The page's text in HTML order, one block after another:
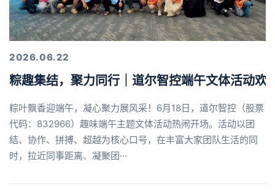
2026.06.22
粽趣集结，聚力同行｜道尔智控端午文体活动欢
粽叶飘香迎端午，凝心聚力展风采！6月18日，道尔智控（股票
代码：832966）趣味端午主题文体活动热闹开场。活动以团
结、协作、拼搏、超越为核心口号，在丰富大家团队生活的同
时，拉近同事距离、凝聚团···